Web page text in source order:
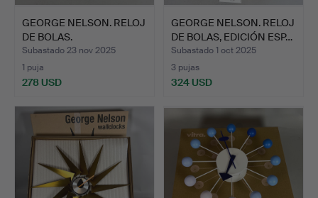
GEORGE NELSON. RELOJ
DE BOLAS.
Subastado 23 nov 2025
1 puja
278 USD
GEORGE NELSON. RELOJ
DE BOLAS, EDICIÓN ESP…
Subastado 1 oct 2025
3 pujas
324 USD